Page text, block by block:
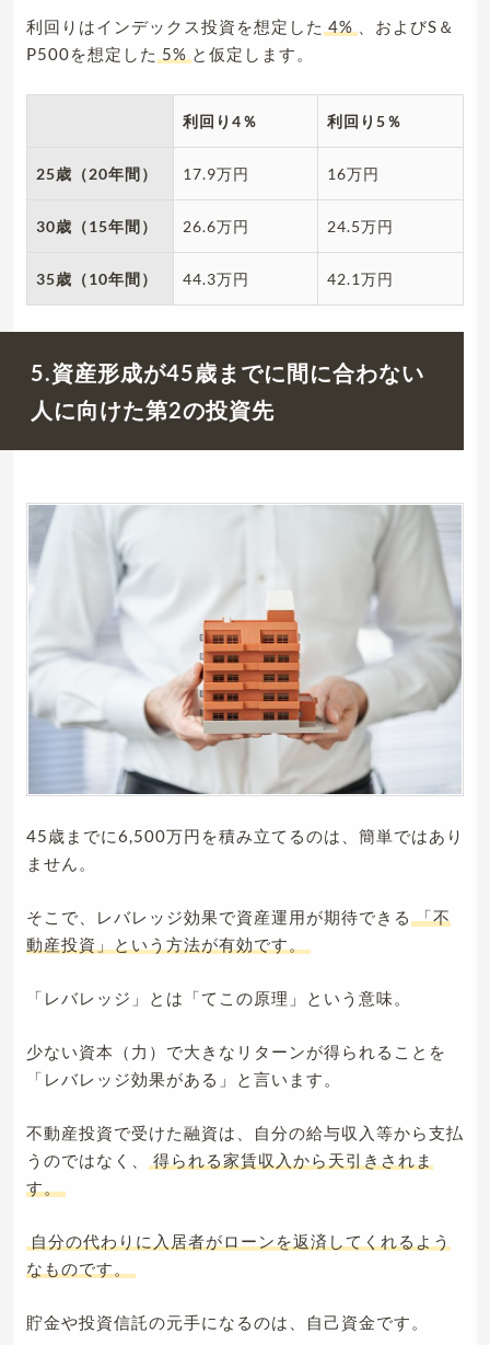
利回りはインデックス投資を想定した 4%
、およびS＆
P500を想定した 5% と仮定します。
利回り4％ 利回り5％
25歳（20年間） 17.9万円 16万円
30歳（15年間） 26.6万円 24.5万円
35歳（10年間） 44.3万円 42.1万円
5.資産形成が45歳までに間に合わない
人に向けた第2の投資先
45歳までに6,500万円を積み立てるのは、簡単ではあり
ません。
そこで、レバレッジ効果で資産運用が期待できる 「不
動産投資」という方法が有効です。
「レバレッジ」とは「てこの原理」という意味。
少ない資本（力）で大きなリターンが得られることを
「レバレッジ効果がある」と言います。
不動産投資で受けた融資は、自分の給与収入等から支払
うのではなく、
得られる家賃収入から天引きされま
す。
自分の代わりに入居者がローンを返済してくれるよう
なものです。
貯金や投資信託の元手になるのは、自己資金です。